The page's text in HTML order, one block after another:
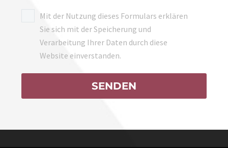
Mit der Nutzung dieses Formulars erklären
Sie sich mit der Speicherung und
Verarbeitung Ihrer Daten durch diese
Website einverstanden.